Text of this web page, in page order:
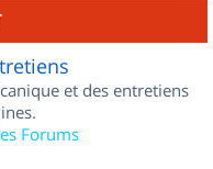
et des entretiens
Forums